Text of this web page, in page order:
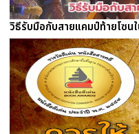
วิธีรับมือกับสายแคมป์ท้ายโซน